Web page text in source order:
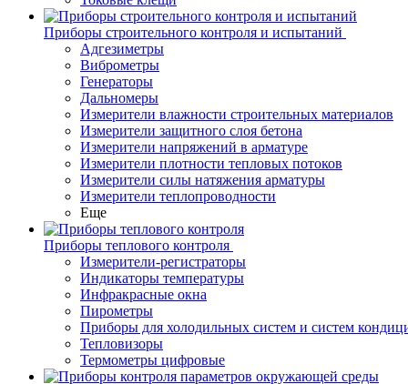
Приборы строительного контроля и испытаний
Адгезиметры
Виброметры
Генераторы
Дальномеры
Измерители влажности строительных материалов
Измерители защитного слоя бетона
Измерители напряжений в арматуре
Измерители плотности тепловых потоков
Измерители силы натяжения арматуры
Измерители теплопроводности
Еще
Приборы теплового контроля
Измерители-регистраторы
Индикаторы температуры
Инфракрасные окна
Пирометры
Приборы для холодильных систем и систем
Тепловизоры
Термометры цифровые